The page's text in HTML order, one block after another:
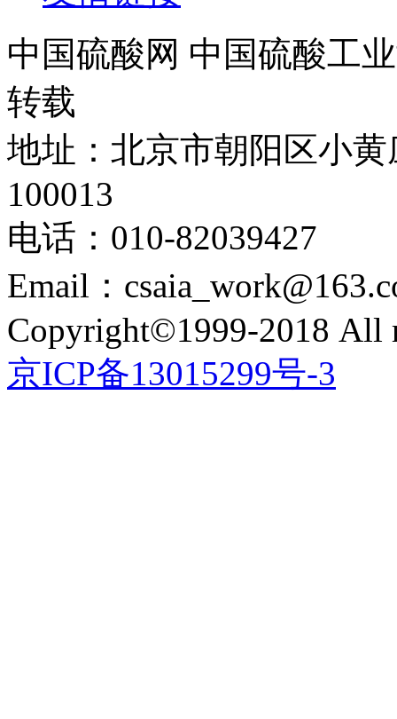
中国硫酸网 中国硫酸工
转载
地址：北京市朝阳区小
100013
电话：010-82039427
Email：
Copyright©1999-2018 All
京ICP备13015299号-3